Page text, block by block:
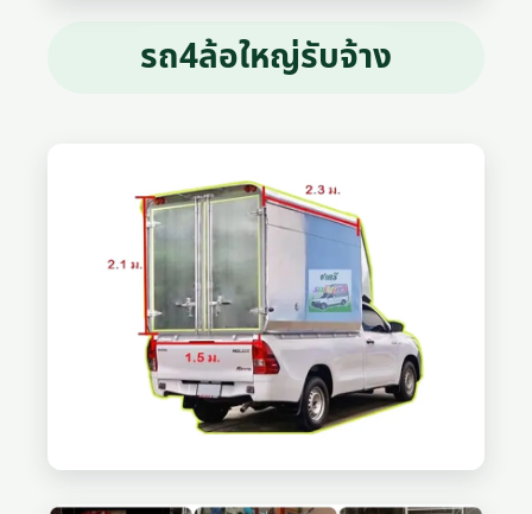
รถ4ล้อใหญ่รับจ้าง